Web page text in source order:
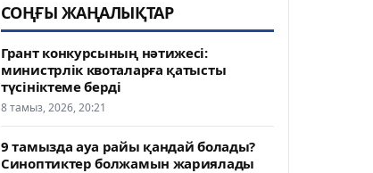
СОҢҒЫ ЖАҢАЛЫҚТАР
Грант конкурсының нәтижесі:
министрлік квоталарға қатысты
түсініктеме берді
8 тамыз, 2026, 20:21
9 тамызда ауа райы қандай болады?
Синоптиктер болжамын жариялады